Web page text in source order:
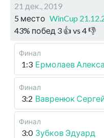
21 дек., 2019
5 место WinCup
43% побед 3 👍 vs 4👎
Финал
1:3 Ермолаев
Финал
3:2 Вавренюк
Финал
3:0 Зубков Эдуард